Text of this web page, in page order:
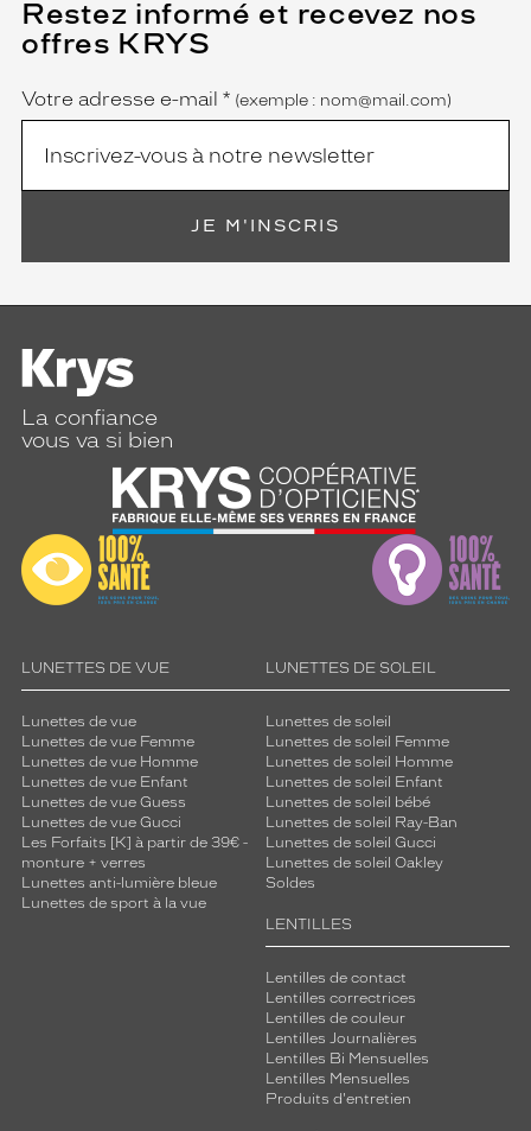
Restez informé et recevez nos
offres KRYS
Name
Votre adresse e-mail *
(Ce
champ
est
obligatoire)
(exemple : nom@mail.com)
JE M'INSCRIS
La confiance
vous va si bien
LUNETTES DE VUE
Lunettes de vue
Lunettes de vue Femme
Lunettes de vue Homme
Lunettes de vue Enfant
Lunettes de vue Guess
Lunettes de vue Gucci
Les Forfaits [K] à partir de 39€ -
monture + verres
Lunettes anti-lumière bleue
Lunettes de sport à la vue
LUNETTES DE SOLEIL
Lunettes de soleil
Lunettes de soleil Femme
Lunettes de soleil Homme
Lunettes de soleil Enfant
Lunettes de soleil bébé
Lunettes de soleil Ray-Ban
Lunettes de soleil Gucci
Lunettes de soleil Oakley
Soldes
LENTILLES
Lentilles de contact
Lentilles correctrices
Lentilles de couleur
Lentilles Journalières
Lentilles Bi Mensuelles
Lentilles Mensuelles
Produits d'entretien